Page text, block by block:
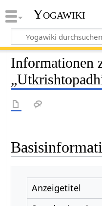
Yogawiki
Informationen
Anzeigetitel